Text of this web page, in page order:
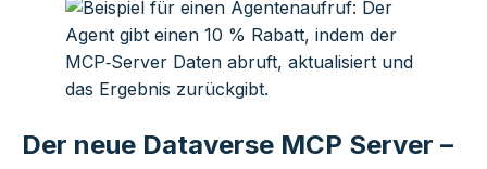
Der neue Dataverse MCP Server –